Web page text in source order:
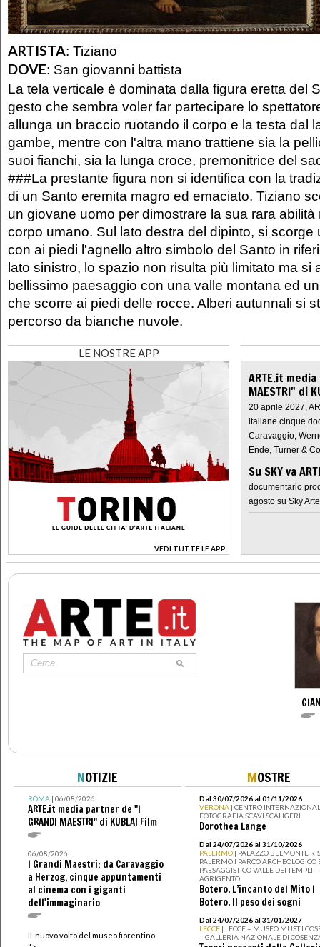
ARTISTA: Tiziano
DOVE: San giovanni battista
La tela verticale è dominata dalla figura eretta del
gesto che sembra voler far partecipare lo
allunga un braccio ruotando il corpo e la testa dal
gambe, mentre con l'altra mano trattiene sia la
suoi fianchi, sia la lunga croce, premonitrice del
###La prestante figura non si identifica con la
di un Santo eremita magro ed emaciato. Tiziano
un giovane uomo per dimostrare la sua rara abilità
corpo umano. Sul lato destra del dipinto, si scorge
con ai piedi l'agnello altro simbolo del Santo in
lato sinistro, lo spazio non risulta più limitato ma si
bellissimo paesaggio con una valle montana ed
che scorre ai piedi delle rocce. Alberi autunnali si
percorso da bianche nuvole.
LE NOSTRE APP
VEDI TUTTE LE APP
>
ARTE.it
MAESTRI" di
20 aprile 2027,
italiane cinque
Caravaggio,
Ende, Turner &
Su SKY va
documentario
agosto su Sky Arte
NOTIZIE
ROMA| 06/08/2026
ARTE.it media partner de "I
GRANDI MAESTRI" di KUBLAI Film
06/08/2026
I Grandi Maestri: da Caravaggio
a Herzog, cinque appuntamenti
al cinema con i giganti
dell'immaginario
Il nuovo volto del museo fiorentino
MOSTRE
Dal 30/07/2026 al 01/11/2026
VERONA | CENTRO
FOTOGRAFIA SCAVI SCALIGERI
Dorothea Lange
Dal 24/07/2026 al 31/10/2026
PALERMO | PALAZZO BELMONTE
PALERMO I PARCO ARCHEOLOGICO
PAESAGGISTICO VALLE DEI TEMPLI -
AGRIGENTO
Botero. L’incanto del Mito I
Botero. Il peso dei sogni
Dal 24/07/2026 al 31/01/2027
LECCE | LECCE – MUSEO MUST I
– GALLERIA NAZIONALE DI